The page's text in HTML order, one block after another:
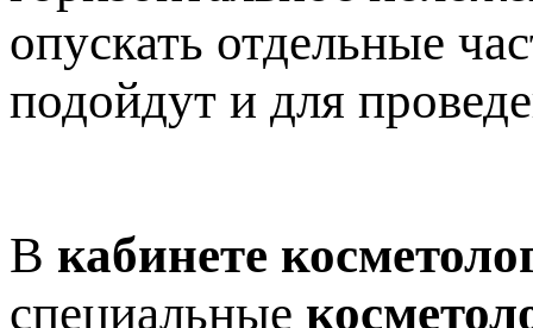
опускать отдельные
подойдут и для
В кабинете
специальные